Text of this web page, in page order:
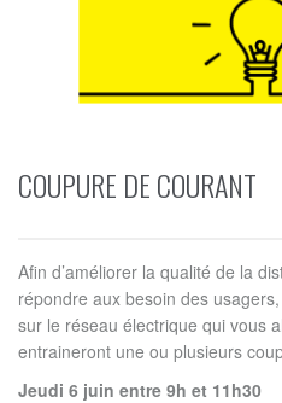
COUPURE DE COURANT
Afin d’améliorer la qualité de la
répondre aux besoin des
sur le réseau électrique qui vous
entraineront une ou plusieurs
Jeudi 6 juin entre 9h et 11h30